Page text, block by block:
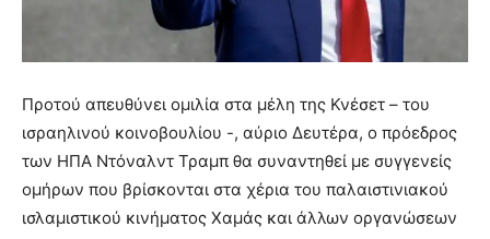
Προτού απευθύνει ομιλία στα μέλη της Κνέσετ – του
ισραηλινού κοινοβουλίου -, αύριο Δευτέρα, ο πρόεδρος
των ΗΠΑ Ντόναλντ Τραμπ θα συναντηθεί με συγγενείς
ομήρων που βρίσκονται στα χέρια του παλαιστινιακού
ισλαμιστικού κινήματος Χαμάς και άλλων οργανώσεων